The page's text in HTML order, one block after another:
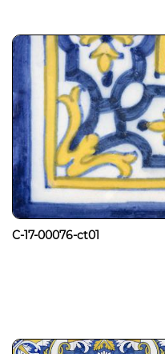
C-17-00076-ct01